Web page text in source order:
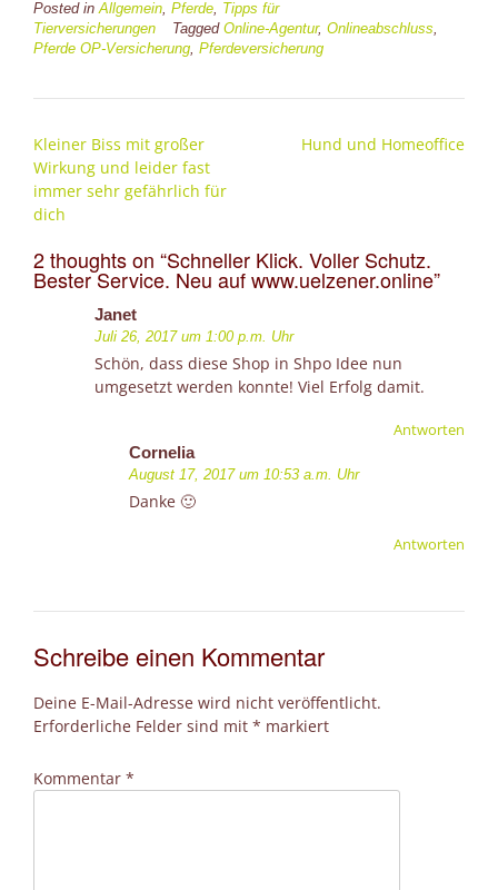
Posted inAllgemein, Pferde, Tipps für
Tierversicherungen
Tagged Online-Agentur, Onlineabschluss,
Pferde OP-Versicherung, Pferdeversicherung
Post
navigation
Kleiner Biss mit großer
Wirkung und leider fast
immer sehr gefährlich für
dich
Hund und Homeoffice
2 thoughts on “Schneller Klick. Voller Schutz.
Bester Service. Neu auf www.uelzener.online”
Janet
Juli 26, 2017 um 1:00 p.m. Uhr
Schön, dass diese Shop in Shpo Idee nun
umgesetzt werden konnte! Viel Erfolg damit.
Antworten
Cornelia
August 17, 2017 um 10:53 a.m. Uhr
Danke 🙂
Antworten
Schreibe einen Kommentar
Deine E-Mail-Adresse wird nicht veröffentlicht.
Erforderliche Felder sind mit * markiert
Kommentar *